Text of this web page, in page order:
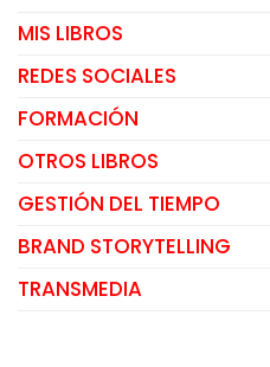
MIS LIBROS
REDES SOCIALES
FORMACIÓN
OTROS LIBROS
GESTIÓN DEL TIEMPO
BRAND STORYTELLING
TRANSMEDIA